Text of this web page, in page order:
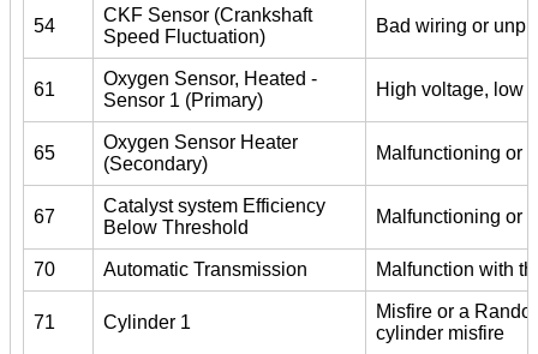
54
CKF Sensor (Crankshaft
Speed Fluctuation)
Bad wiring or
61
Oxygen Sensor, Heated -
Sensor 1 (Primary)
High voltage, low
65
Oxygen Sensor Heater
(Secondary)
Malfunctioning or
67
Catalyst system Efficiency
Below Threshold
Malfunctioning or
70 Automatic Transmission Malfunction with
71 Cylinder 1
Misfire or a
cylinder misfire